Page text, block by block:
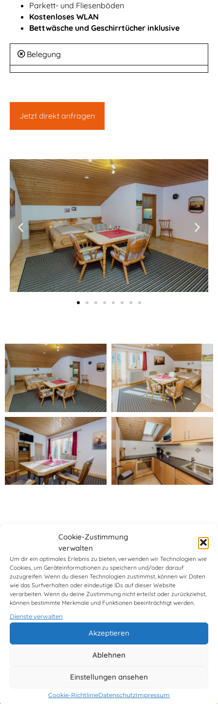
Cookie-Zustimmung
verwalten
Um dir ein optimales Erlebnis zu bieten, verwenden wir Technologien wie
Cookies, um Geräteinformationen zu speichern und/oder darauf
zuzugreifen. Wenn du diesen Technologien zustimmst, können wir Daten
wie das Surfverhalten oder eindeutige IDs auf dieser Website
verarbeiten. Wenn du deine Zustimmung nicht erteilst oder zurückziehst,
können bestimmte Merkmale und Funktionen beeinträchtigt werden.
Dienste verwalten
Akzeptieren
Ablehnen
Einstellungen ansehen
Cookie-RichtlinieDatenschutzImpressum
Parkett- und Fliesenböden
Kostenloses WLAN
Bettwäsche und Geschirrtücher inklusive
Belegung
Jetzt direkt anfragen